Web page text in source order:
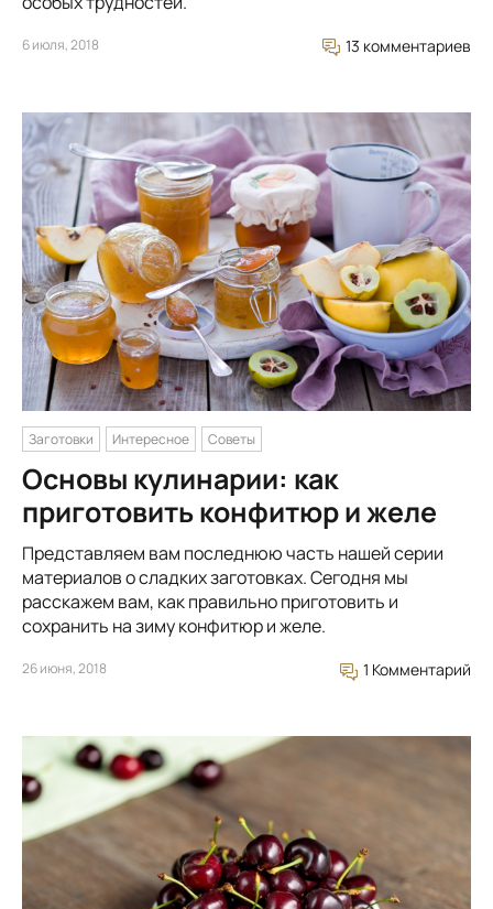
6 июля, 2018 13 комментариев
Заготовки Интересное Советы
Основы кулинарии: как
приготовить конфитюр и желе
Представляем вам последнюю часть нашей серии
материалов о сладких заготовках. Сегодня мы
расскажем вам, как правильно приготовить и
сохранить на зиму конфитюр и желе.
26 июня, 2018 1 Комментарий